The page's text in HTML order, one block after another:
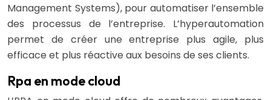
Management Systems), pour automatiser l’ensemble
des processus de l’entreprise. L’hyperautomation
permet de créer une entreprise plus agile, plus
efficace et plus réactive aux besoins de ses clients.
Rpa en mode cloud